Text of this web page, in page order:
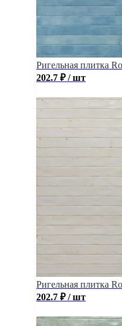
Ригельная плитка
202.7 ₽ / шт
Ригельная плитка
202.7 ₽ / шт